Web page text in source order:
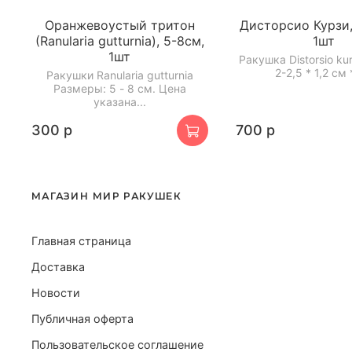
Оранжевоустый тритон
(Ranularia gutturnia), 5-8см,
1шт
Ракушки Ranularia gutturnia
Размеры: 5 - 8 см. Цена
указана...
300 р
Дисторсио
1шт
Ракушка Distorsio
2-2,5 * 1,2 см
700 р
МАГАЗИН МИР РАКУШЕК
Главная страница
Доставка
Новости
Публичная оферта
Пользовательское соглашение